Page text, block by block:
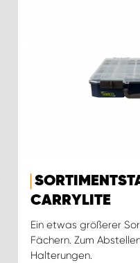
CARRYLITE
Ein etwas größerer
Fächern. Zum
Halterungen.